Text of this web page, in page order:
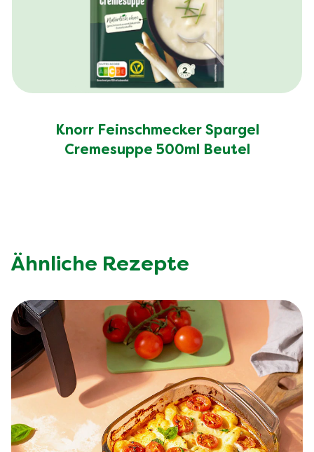
Knorr Feinschmecker Spargel
Cremesuppe 500ml Beutel
Ähnliche Rezepte